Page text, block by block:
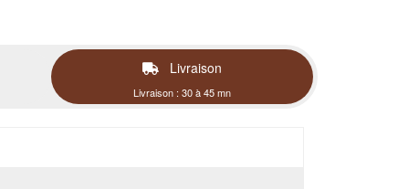
Livraison
Livraison : 30 à 45 mn